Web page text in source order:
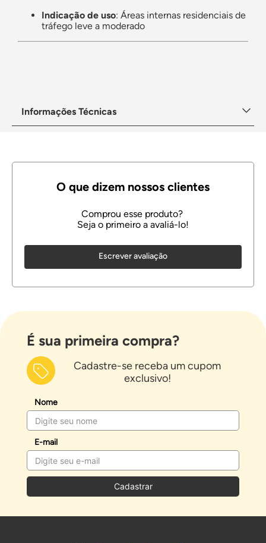
Indicação de uso: Áreas internas residenciais de
tráfego leve a moderado
Informações Técnicas
Escrever avaliação
É sua primeira compra?
Cadastre-se receba um cupom
exclusivo!
Nome
E-mail
Cadastrar